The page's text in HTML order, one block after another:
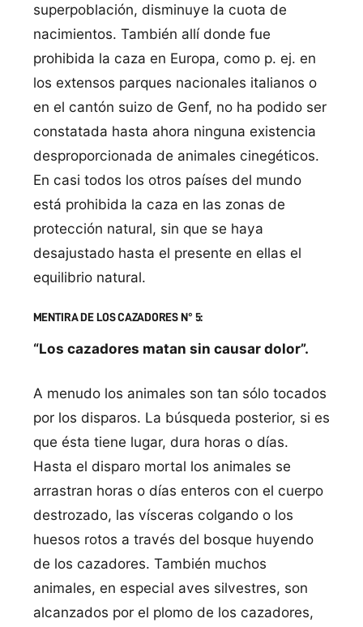
superpoblación, disminuye la cuota de
nacimientos. También allí donde fue
prohibida la caza en Europa, como p. ej. en
los extensos parques nacionales italianos o
en el cantón suizo de Genf, no ha podido ser
constatada hasta ahora ninguna existencia
desproporcionada de animales cinegéticos.
En casi todos los otros países del mundo
está prohibida la caza en las zonas de
protección natural, sin que se haya
desajustado hasta el presente en ellas el
equilibrio natural.
MENTIRA DE LOS CAZADORES N° 5:
“Los cazadores matan sin causar dolor”.
A menudo los animales son tan sólo tocados
por los disparos. La búsqueda posterior, si es
que ésta tiene lugar, dura horas o días.
Hasta el disparo mortal los animales se
arrastran horas o días enteros con el cuerpo
destrozado, las vísceras colgando o los
huesos rotos a través del bosque huyendo
de los cazadores. También muchos
animales, en especial aves silvestres, son
alcanzados por el plomo de los cazadores,